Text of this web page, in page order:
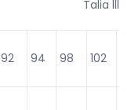
Talia lll
92 94 98 102